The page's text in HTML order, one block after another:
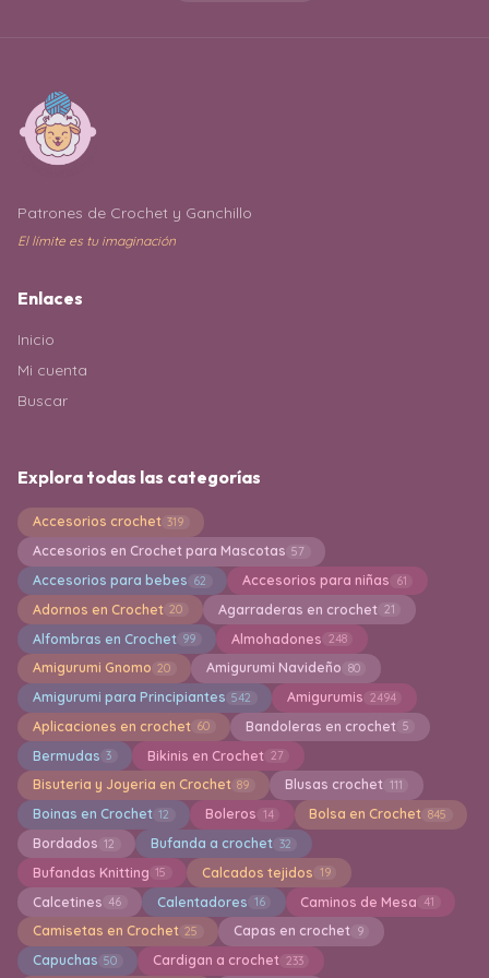
Patrones de Crochet y Ganchillo
El límite es tu imaginación
Enlaces
Inicio
Mi cuenta
Buscar
Explora todas las categorías
Accesorios crochet 319
Accesorios en Crochet para Mascotas 57
Accesorios para bebes 62 Accesorios para niñas 61
Adornos en Crochet 20 Agarraderas en crochet 21
Alfombras en Crochet 99 Almohadones 248
Amigurumi Gnomo 20 Amigurumi Navideño 80
Amigurumi para Principiantes 542 Amigurumis 2494
Aplicaciones en crochet 60 Bandoleras en crochet 5
Bermudas 3 Bikinis en Crochet 27
Bisuteria y Joyeria en Crochet 89 Blusas crochet 111
Boinas en Crochet 12 Boleros 14 Bolsa en Crochet 845
Bordados 12 Bufanda a crochet 32
Bufandas Knitting 15 Calcados tejidos 19
Calcetines 46 Calentadores 16 Caminos de Mesa 41
Camisetas en Crochet 25 Capas en crochet 9
Capuchas 50 Cardigan a crochet 233